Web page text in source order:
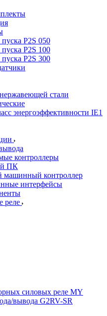
P2S 050
P2S 100
P2S 300
стали
энергоэффективности IE1
контроллеры
ПК
машинный контроллер
интерфейсы
реле
силовых реле MY
вывода G2RV-SR